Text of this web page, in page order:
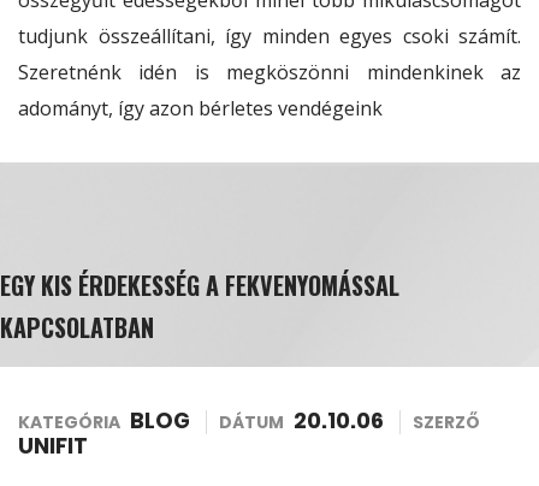
tudjunk összeállítani, így minden egyes csoki számít.
Szeretnénk idén is megköszönni mindenkinek az
adományt, így azon bérletes vendégeink
EGY KIS ÉRDEKESSÉG A FEKVENYOMÁSSAL
KAPCSOLATBAN
KATEGÓRIA BLOG DÁTUM 20.10.06 SZERZŐ
UNIFIT